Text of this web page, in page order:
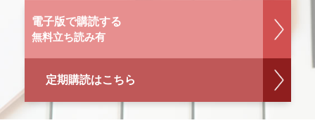
電子版で購読する
無料立ち読み有
定期購読はこちら